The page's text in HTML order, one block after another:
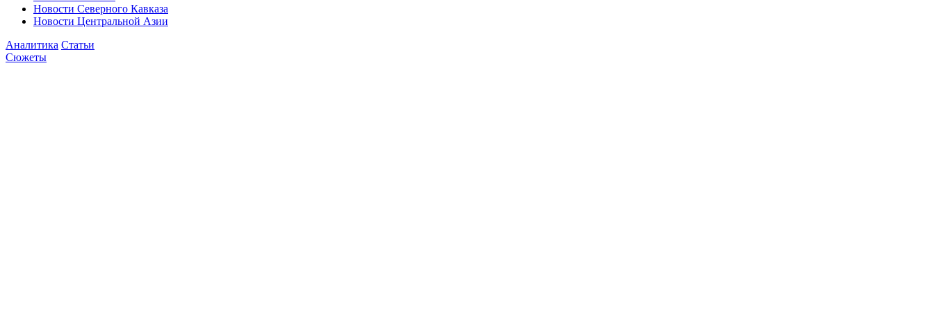
Новости Северного Кавказа
Новости Центральной Азии
Аналитика Статьи
Сюжеты